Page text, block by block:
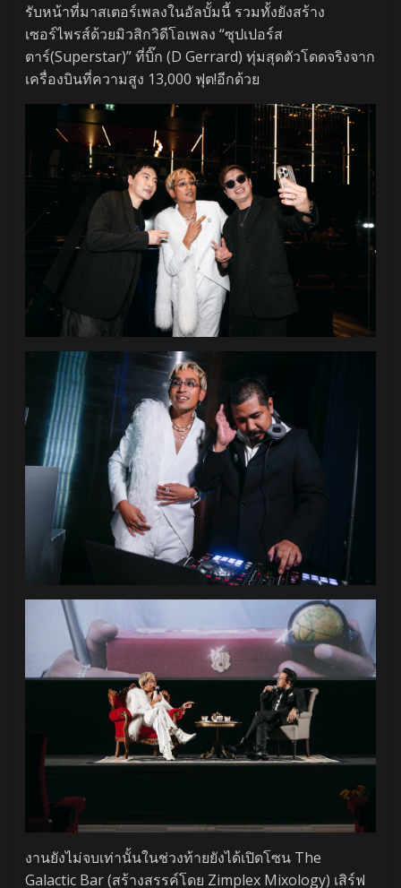
รับหน้าที่มาสเตอร์เพลงในอัลบั้มนี้ รวมทั้งยังสร้าง
เซอร์ไพรส์ด้วยมิวสิกวิดีโอเพลง “ซุปเปอร์ส
ตาร์(Superstar)” ที่บิ๊ก (D Gerrard) ทุ่มสุดตัวโดดจริงจาก
เครื่องบินที่ความสูง 13,000 ฟุต!อีกด้วย
งานยังไม่จบเท่านั้นในช่วงท้ายยังได้เปิดโซน The
Galactic Bar (สร้างสรรค์โดย Zimplex Mixology) เสิร์ฟ